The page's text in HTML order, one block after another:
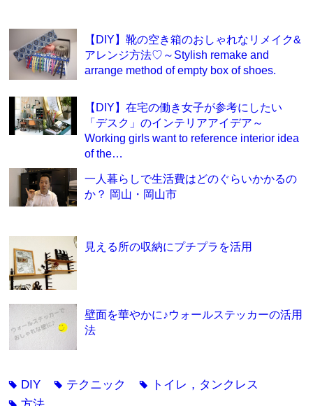
【DIY】靴の空き箱のおしゃれなリメイク&
アレンジ方法♡～Stylish remake and
arrange method of empty box of shoes.
【DIY】在宅の働き女子が参考にしたい
「デスク」のインテリアアイデア～
Working girls want to reference interior idea
of the…
一人暮らしで生活費はどのぐらいかかるの
か？ 岡山・岡山市
見える所の収納にプチプラを活用
壁面を華やかに♪ウォールステッカーの活用
法
tag DIY tag テクニック tag トイレ，タンクレス